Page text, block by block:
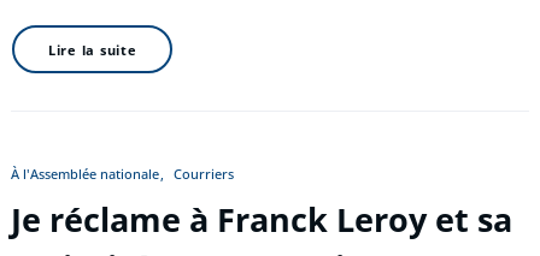
Lire la suite
À l'Assemblée nationale Courriers
Je réclame à Franck Leroy et sa